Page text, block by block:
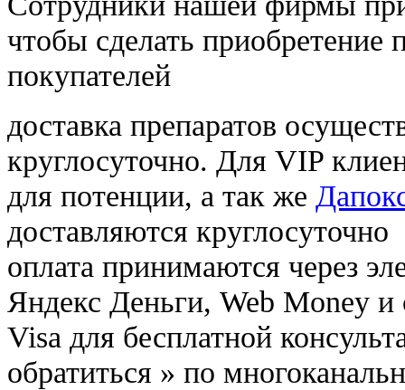
чтобы сделать приобретение
покупателей
доставка препаратов
круглосуточно. Для VIP
для потенции, а так же
доставляются круглосуточно
оплата принимаются через
Яндекс Деньги, Web Money и
Visa для бесплатной
обратиться » по